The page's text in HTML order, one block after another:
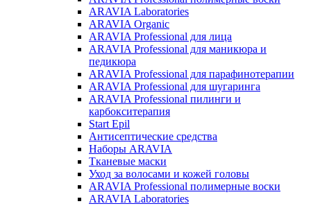
ARAVIA Laboratories
ARAVIA Organic
ARAVIA Professional для лица
ARAVIA Professional для маникюра и
педикюра
ARAVIA Professional для парафинотерапии
ARAVIA Professional для шугаринга
ARAVIA Professional пилинги и
карбокситерапия
Start Epil
Антисептические средства
Наборы ARAVIA
Тканевые маски
Уход за волосами и кожей головы
ARAVIA Professional полимерные воски
ARAVIA Laboratories